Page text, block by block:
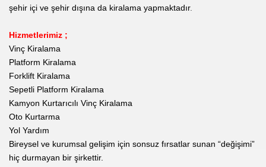
şehir içi ve şehir dışına da kiralama yapmaktadır.
Hizmetlerimiz ;
Vinç Kiralama
Platform Kiralama
Forklift Kiralama
Sepetli Platform Kiralama
Kamyon Kurtarıcılı Vinç Kiralama
Oto Kurtarma
Yol Yardım
Bireysel ve kurumsal gelişim için sonsuz fırsatlar sunan “değişimi”
hiç durmayan bir şirkettir.